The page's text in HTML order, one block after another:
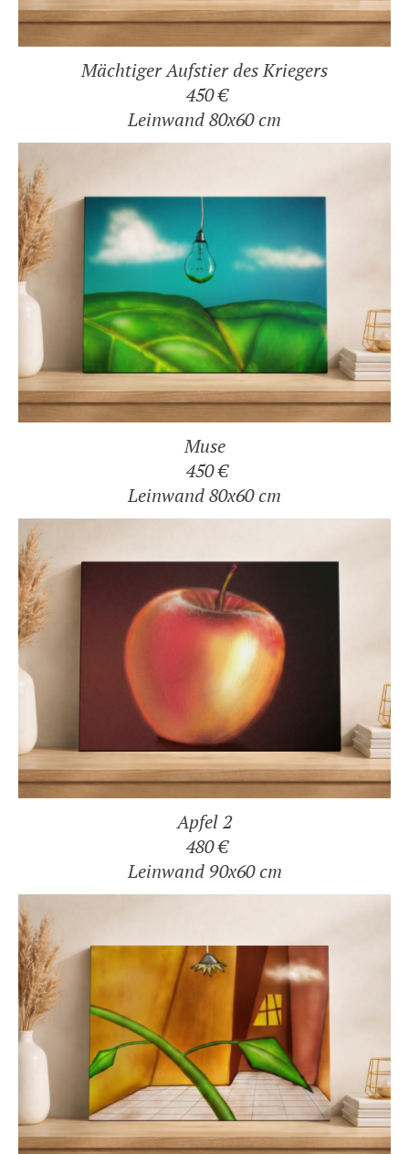
Mächtiger Aufstier des Kriegers
450 €
Leinwand 80x60 cm
Muse
450 €
Leinwand 80x60 cm
Apfel 2
480 €
Leinwand 90x60 cm